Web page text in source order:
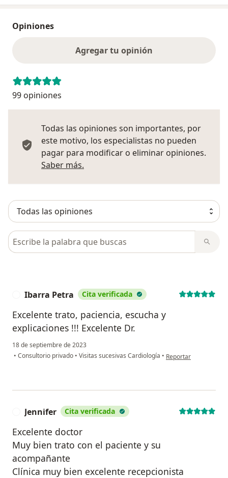
Opiniones
Agregar tu opinión
99 opiniones
Todas las opiniones son importantes, por
este motivo, los especialistas no pueden
pagar para modificar o eliminar opiniones.
Saber más.
Busca en opiniones
Ibarra Petra Cita verificada
Excelente trato, paciencia, escucha y
explicaciones !!! Excelente Dr.
18 de septiembre de 2023
• Consultorio privado • Visitas sucesivas Cardiología • en opinión del
Reportar
Jennifer Cita verificada
Excelente doctor
Muy bien trato con el paciente y su
acompañante
Clínica muy bien excelente recepcionista